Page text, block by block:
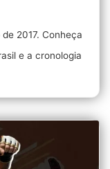
2017. Conheça
e a cronologia